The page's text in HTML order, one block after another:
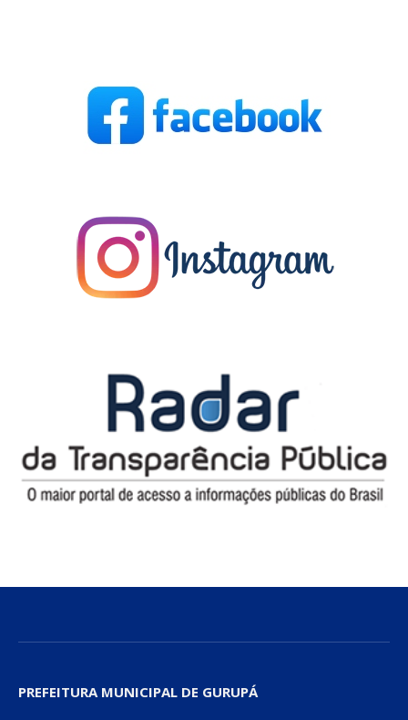
PREFEITURA MUNICIPAL DE GURUPÁ